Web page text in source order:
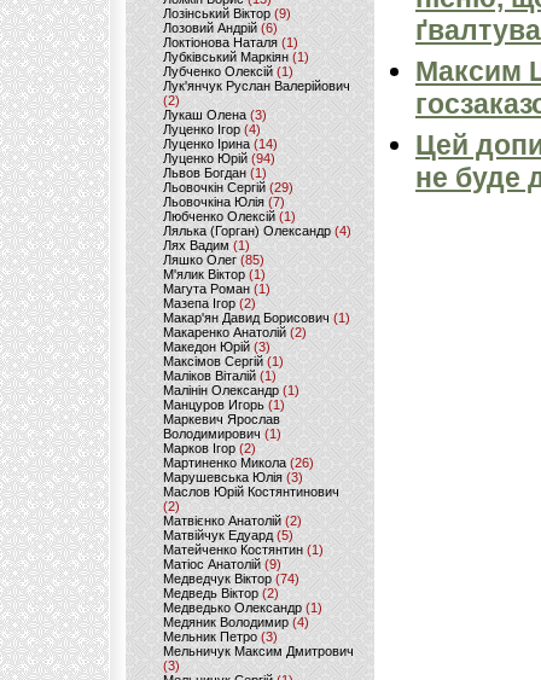
Лозінський Віктор(9)
Лозовий Андрій (6)
Локтіонова Наталя (1)
Лубківський Маркіян(1)
Лубченко Олексій (1)
Лук'янчук Руслан Валерійович
(2)
Лукаш Олена (3)
Луценко Ігор (4)
Луценко Ірина (14)
Луценко Юрій (94)
Львов Богдан (1)
Льовочкін Сергій (29)
Льовочкіна Юлія(7)
Любченко Олексій(1)
Лялька (Горган) Олександр(4)
Лях Вадим (1)
Ляшко Олег (85)
М'ялик Віктор(1)
Магута Роман(1)
Мазепа Ігор (2)
Макар'ян Давид Борисович(1)
Макаренко Анатолій (2)
Македон Юрій(3)
Максімов Сергій (1)
Маліков Віталій (1)
Малінін Олександр (1)
Манцуров Игорь (1)
Маркевич Ярослав
Володимирович (1)
Марков Ігор (2)
Мартиненко Микола (26)
Марушевська Юлія (3)
Маслов Юрій Костянтинович
(2)
Матвієнко Анатолій (2)
Матвійчук Едуард(5)
Матейченко Костянтин (1)
Матіос Анатолій (9)
Медведчук Віктор(74)
Медведь Віктор (2)
Медведько Олександр (1)
Медяник Володимир(4)
Мельник Петро (3)
Мельничук Максим Дмитрович
(3)
Максим
Цей
не буде